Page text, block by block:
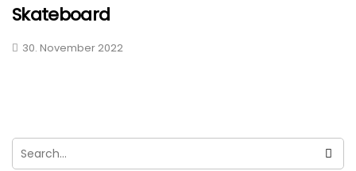
Skateboard
30. November 2022